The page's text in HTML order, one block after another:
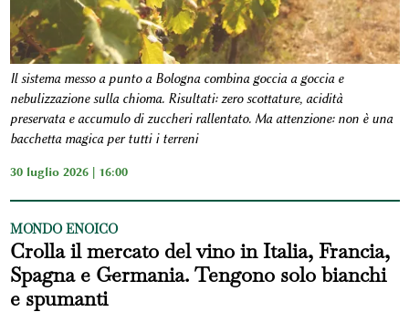
Il sistema messo a punto a Bologna combina goccia a goccia e
nebulizzazione sulla chioma. Risultati: zero scottature, acidità
preservata e accumulo di zuccheri rallentato. Ma attenzione: non è una
bacchetta magica per tutti i terreni
30 luglio 2026 | 16:00
MONDO ENOICO
Crolla il mercato del vino in Italia, Francia,
Spagna e Germania. Tengono solo bianchi
e spumanti